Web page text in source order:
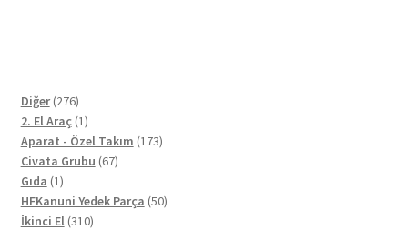
Diğer 276276
ürün
2. El Araç 11
ürün
Aparat - Özel Takım 173173
Civata Grubu 6767
Gıda 11
ürün
HFKanuni Yedek Parça 5050
İkinci El 310310